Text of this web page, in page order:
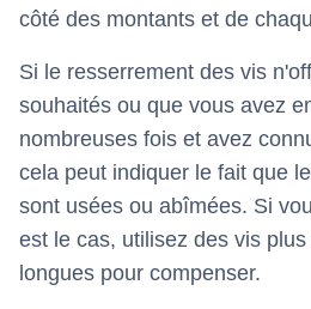
côté des montants et de
Si le resserrement des vis
souhaités ou que vous avez
nombreuses fois et avez
cela peut indiquer le fait que
sont usées ou abîmées. Si
est le cas, utilisez des vis
longues pour compenser.